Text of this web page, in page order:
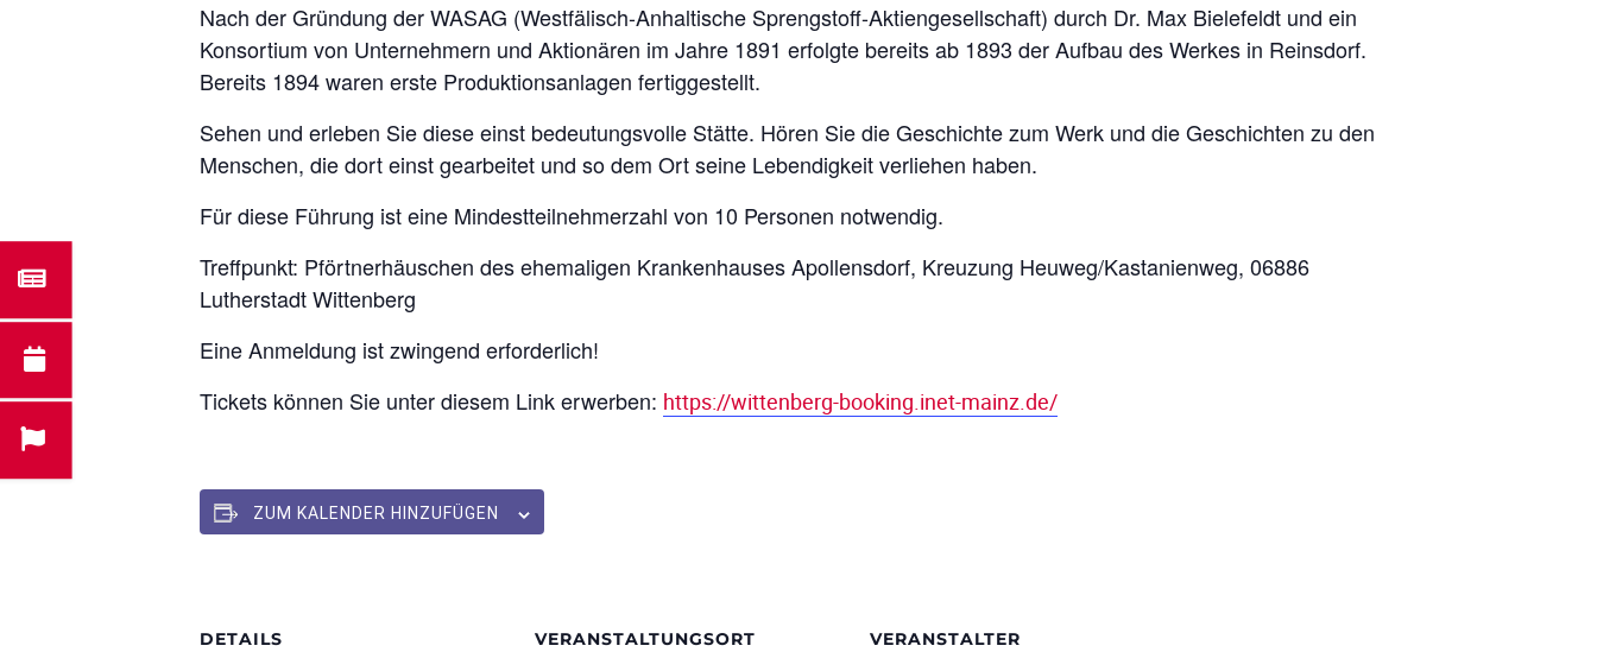
Nach der Gründung der WASAG (Westfälisch-Anhaltische Sprengstoff-Aktiengesellschaft) durch Dr. Max Bielefeldt und ein
Konsortium von Unternehmern und Aktionären im Jahre 1891 erfolgte bereits ab 1893 der Aufbau des Werkes in Reinsdorf.
Bereits 1894 waren erste Produktionsanlagen fertiggestellt.
Sehen und erleben Sie diese einst bedeutungsvolle Stätte. Hören Sie die Geschichte zum Werk und die Geschichten zu den
Menschen, die dort einst gearbeitet und so dem Ort seine Lebendigkeit verliehen haben.
Für diese Führung ist eine Mindestteilnehmerzahl von 10 Personen notwendig.
Treffpunkt: Pförtnerhäuschen des ehemaligen Krankenhauses Apollensdorf, Kreuzung Heuweg/Kastanienweg, 06886
Lutherstadt Wittenberg
Eine Anmeldung ist zwingend erforderlich!
Tickets können Sie unter diesem Link erwerben: https://wittenberg-booking.inet-mainz.de/
ZUM KALENDER HINZUFÜGEN
DETAILS VERANSTALTUNGSORT VERANSTALTER